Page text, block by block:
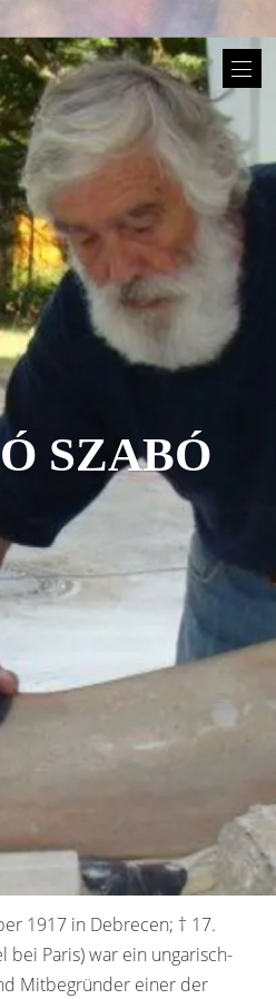
SZABÓ
1917 in Debrecen; † 17.
bei Paris) war ein ungarisch-
Mitbegründer einer der